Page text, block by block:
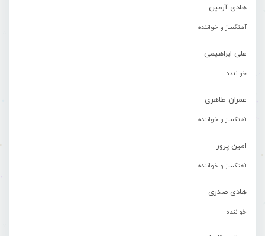
هادی آرمین
آهنگساز و خواننده
علی ابراهیمی
خواننده
عمران طاهری
آهنگساز و خواننده
امین پرور
آهنگساز و خواننده
هادی صدری
خواننده